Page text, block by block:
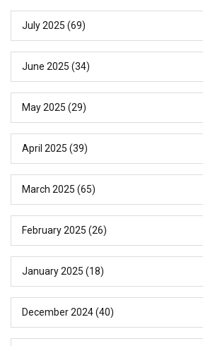
July 2025 (69)
June 2025 (34)
May 2025 (29)
April 2025 (39)
March 2025 (65)
February 2025 (26)
January 2025 (18)
December 2024(40)